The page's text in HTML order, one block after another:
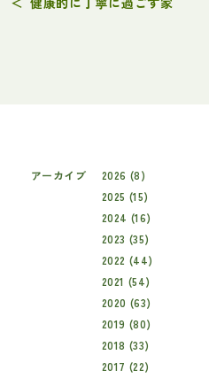
アーカイブ
2026 (8)
2025 (15)
2024 (16)
2023 (35)
2022 (44)
2021 (54)
2020 (63)
2019 (80)
2018 (33)
2017 (22)